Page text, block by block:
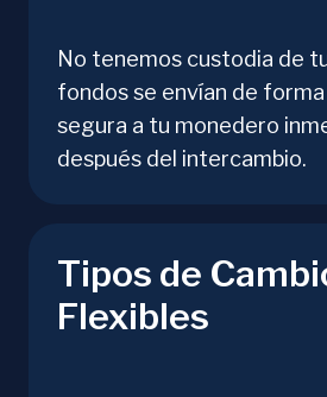
No tenemos custodia de
fondos se envían de
segura a tu monedero
después del intercambio.
Tipos de
Flexibles